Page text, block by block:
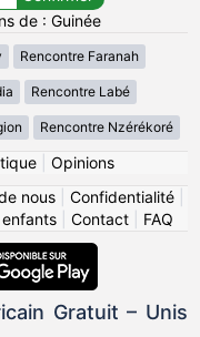
de : Guinée
Rencontre Faranah
Rencontre Labé
Rencontre Nzérékoré
| Opinions
nous Confidentialité
| Contact| FAQ
Gratuit – Unis